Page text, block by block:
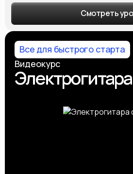
Смотреть
Все для быстрого старта
Видеокурс